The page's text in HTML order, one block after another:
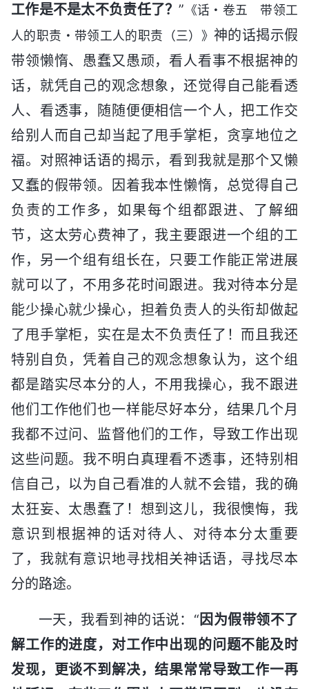
工作是不是太不负责任了？” 《话・卷五 带领工
人的职责・带领工人的职责（三）》 神的话揭示假
带领懒惰、愚蠢又愚顽，看人看事不根据神的
话，就凭自己的观念想象，还觉得自己能看透
人、看透事，随随便便相信一个人，把工作交
给别人而自己却当起了甩手掌柜，贪享地位之
福。对照神话语的揭示，看到我就是那个又懒
又蠢的假带领。因着我本性懒惰，总觉得自己
负责的工作多，如果每个组都跟进、了解细
节，这太劳心费神了，我主要跟进一个组的工
作，另一个组有组长在，只要工作能正常进展
就可以了，不用多花时间跟进。我对待本分是
能少操心就少操心，担着负责人的头衔却做起
了甩手掌柜，实在是太不负责任了！而且我还
特别自负，凭着自己的观念想象认为，这个组
都是踏实尽本分的人，不用我操心，我不跟进
他们工作他们也一样能尽好本分，结果几个月
我都不过问、监督他们的工作，导致工作出现
这些问题。我不明白真理看不透事，还特别相
信自己，以为自己看准的人就不会错，我的确
太狂妄、太愚蠢了！想到这儿，我很懊悔，我
意识到根据神的话对待人、对待本分太重要
了，我就有意识地寻找相关神话语，寻找尽本
分的路途。
一天，我看到神的话说：“因为假带领不了
解工作的进度，对工作中出现的问题不能及时
发现，更谈不到解决，结果常常导致工作一再